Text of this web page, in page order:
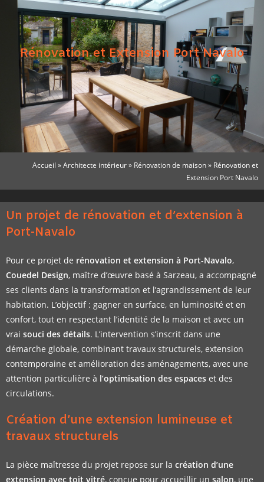
Rénovation et Extension Port Navalo
Accueil »Architecte intérieur» Rénovation de maison» Rénovation et
Extension Port Navalo
Avant travaux Port Navalo
Bibliothèque Port Navalo
couchette sur mesure
cuisine
extension
ouverture mur porteur
terrasse jardin
vue sur jardin
Un projet de rénovation et d’extension à
Port-Navalo
Pour ce projet de rénovation et extension à Port-Navalo,
Couedel Design, maître d’œuvre basé à Sarzeau, a accompagné
ses clients dans la transformation et l’agrandissement de leur
habitation. L’objectif : gagner en surface, en luminosité et en
confort, tout en respectant l’identité de la maison et avec un
vrai souci des détails. L’intervention s’inscrit dans une
démarche globale, combinant travaux structurels, extension
contemporaine et amélioration des aménagements, avec une
attention particulière à l’optimisation des espaces et des
circulations.
Création d’une extension lumineuse et
travaux structurels
La pièce maîtresse du projet repose sur la création d’une
extension avec toit vitré, conçue pour accueillir un salon, une